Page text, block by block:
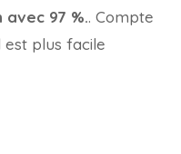
97 %.. Compte
plus facile